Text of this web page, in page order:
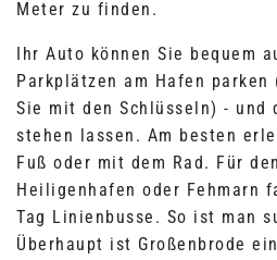
Meter zu finden.
Ihr Auto können Sie bequem
Parkplätzen am Hafen
Sie mit den Schlüsseln) - und
stehen lassen. Am besten
Fuß oder mit dem Rad. Für
Heiligenhafen oder Fehmarn
Tag Linienbusse. So ist man
Überhaupt ist Großenbrode